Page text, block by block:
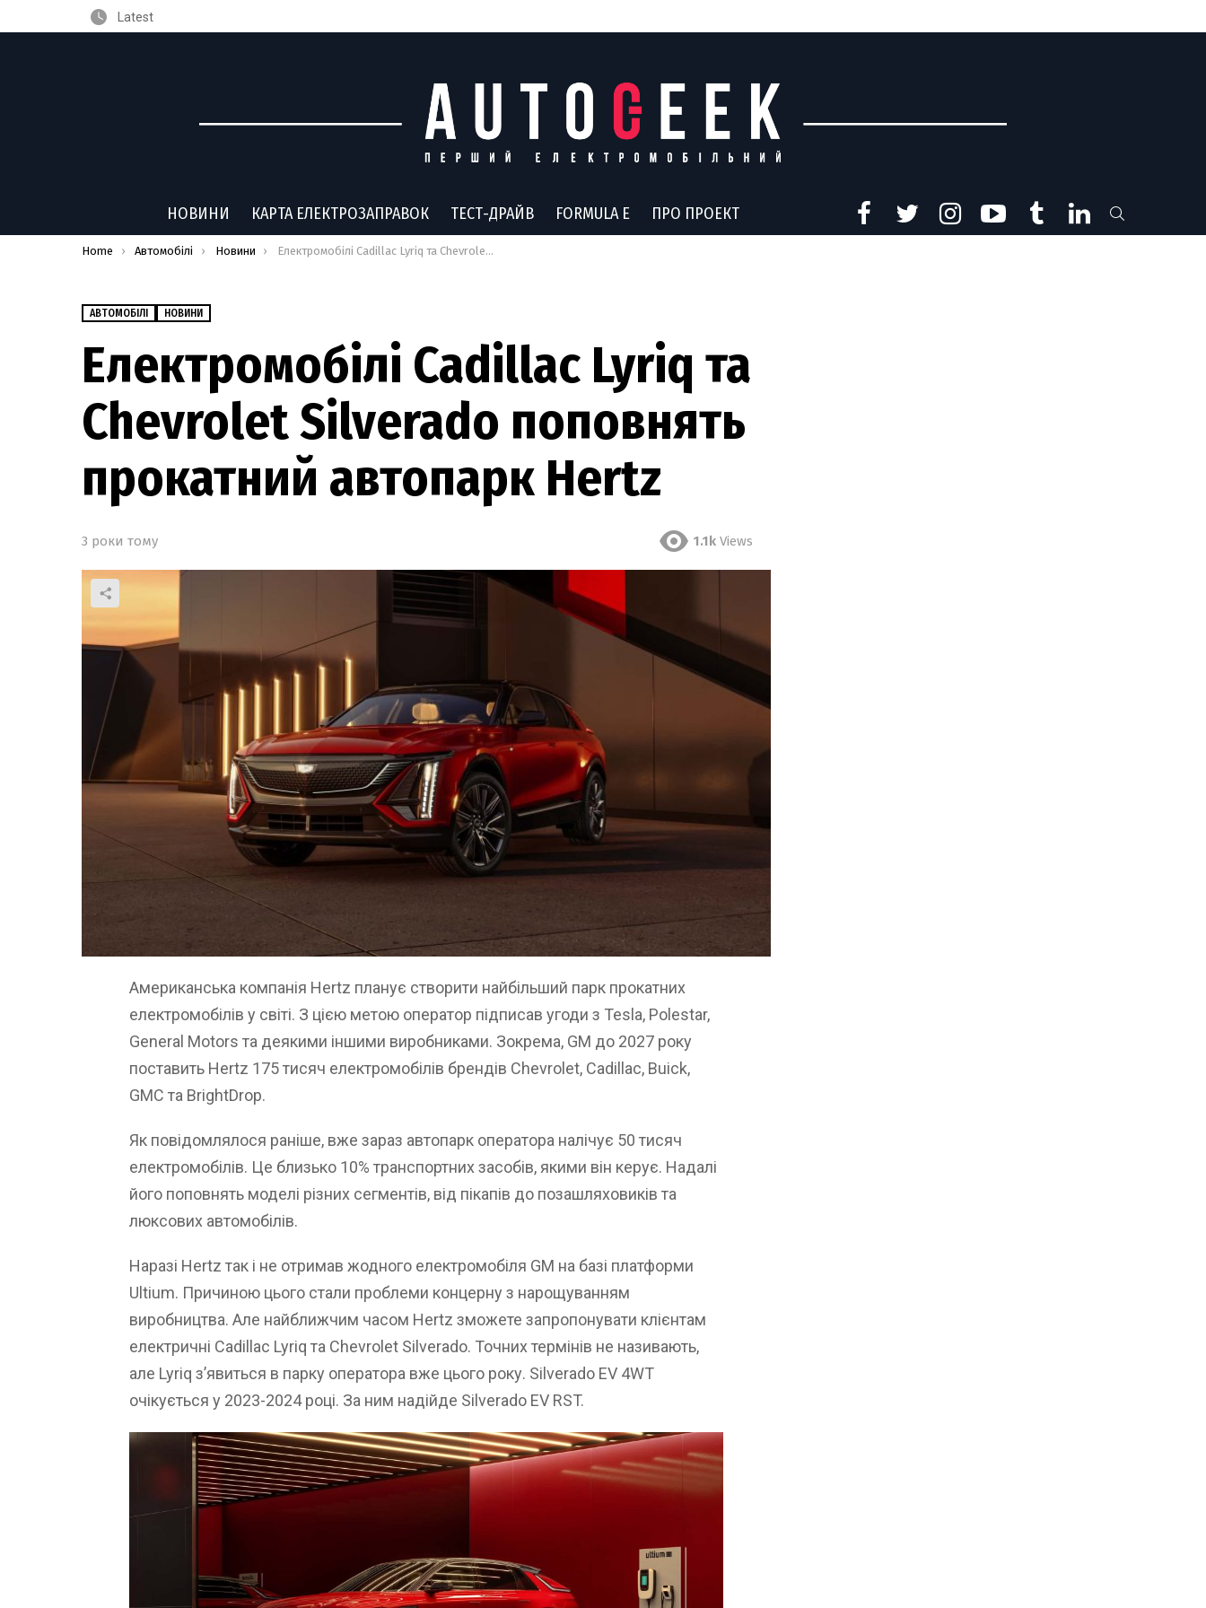
Latest
НОВИНИ КАРТА ЕЛЕКТРОЗАПРАВОК ТЕСТ-ДРАЙВ FORMULA E ПРО ПРОЕКТ
You are here:
Home Автомобілі Новини Електромобілі Cadillac Lyriq та Chevrolet Silverado поповнять прокатний автопарк Hertz
АВТОМОБІЛІ НОВИНИ
Електромобілі Cadillac Lyriq та
Chevrolet Silverado поповнять
прокатний автопарк Hertz
3 роки тому 1.1k Views
Американська компанія Hertz планує створити найбільший парк прокатних
електромобілів у світі. З цією метою оператор підписав угоди з Tesla, Polestar,
General Motors та деякими іншими виробниками. Зокрема, GM до 2027 року
поставить Hertz 175 тисяч електромобілів брендів Chevrolet, Cadillac, Buick,
GMC та BrightDrop.
Як повідомлялося раніше, вже зараз автопарк оператора налічує 50 тисяч
електромобілів. Це близько 10% транспортних засобів, якими він керує. Надалі
його поповнять моделі різних сегментів, від пікапів до позашляховиків та
люксових автомобілів.
Наразі Hertz так і не отримав жодного електромобіля GM на базі платформи
Ultium. Причиною цього стали проблеми концерну з нарощуванням
виробництва. Але найближчим часом Hertz зможете запропонувати клієнтам
електричні Cadillac Lyriq та Chevrolet Silverado. Точних термінів не називають,
але Lyriq з’явиться в парку оператора вже цього року. Silverado EV 4WT
очікується у 2023-2024 році. За ним надійде Silverado EV RST.